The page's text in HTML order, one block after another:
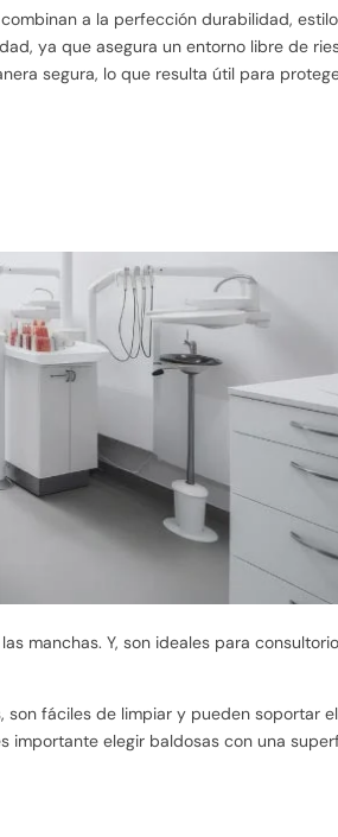
a la perfección durabilidad,
ya que asegura un entorno libre de
segura, lo que resulta útil para
manchas. Y, son ideales para
son fáciles de limpiar y pueden soportar
importante elegir baldosas con una